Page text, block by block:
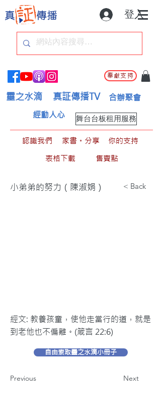
登入
奉獻支持
靈之水滴 真証傳播TV 合辦聚會
舞台台板租用服務
經動人心
認識我們 家書。分享
你的支持
表格下載
售賣點
小弟弟的努力（陳淑娟） < Back
經文: 教養孩童，使他走當行的道，就是
到老他也不偏離。(箴言 22:6)
自由索取靈之水滴小冊子
Previous Next